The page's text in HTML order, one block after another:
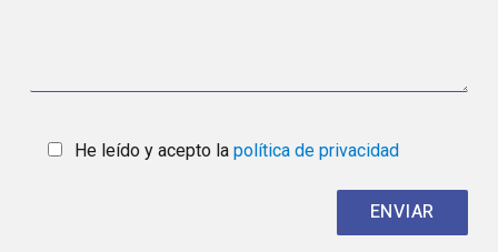
He leído y acepto la política de privacidad